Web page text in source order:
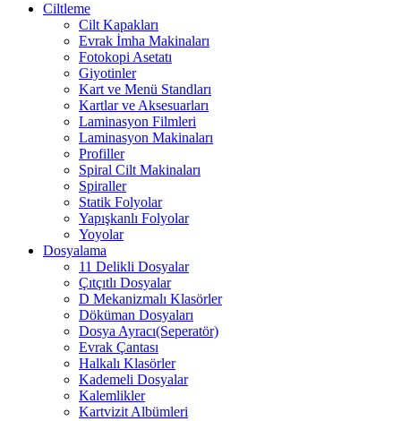
Ciltleme
Cilt Kapakları
Evrak İmha Makinaları
Fotokopi Asetatı
Giyotinler
Kart ve Menü Standları
Kartlar ve Aksesuarları
Laminasyon Filmleri
Laminasyon Makinaları
Profiller
Spiral Cilt Makinaları
Spiraller
Statik Folyolar
Yapışkanlı Folyolar
Yoyolar
Dosyalama
11 Delikli Dosyalar
Çıtçıtlı Dosyalar
D Mekanizmalı Klasörler
Döküman Dosyaları
Dosya Ayracı(Seperatör)
Evrak Çantası
Halkalı Klasörler
Kademeli Dosyalar
Kalemlikler
Kartvizit Albümleri